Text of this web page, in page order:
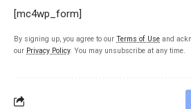
[mc4wp_form]
By signing up, you agree to our Terms of Use and
our Privacy Policy. You may unsubscribe at any time.